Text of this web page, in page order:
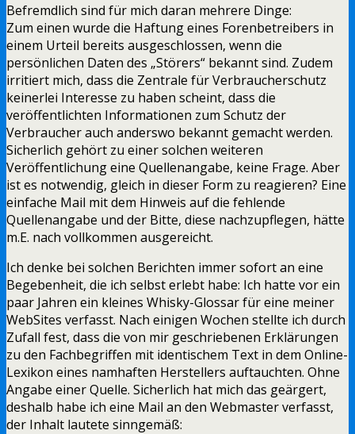
Befremdlich sind für mich daran mehrere Dinge:
Zum einen wurde die Haftung eines Forenbetreibers in
einem Urteil bereits ausgeschlossen, wenn die
persönlichen Daten des „Störers“ bekannt sind. Zudem
irritiert mich, dass die Zentrale für Verbraucherschutz
keinerlei Interesse zu haben scheint, dass die
veröffentlichten Informationen zum Schutz der
Verbraucher auch anderswo bekannt gemacht werden.
Sicherlich gehört zu einer solchen weiteren
Veröffentlichung eine Quellenangabe, keine Frage. Aber
ist es notwendig, gleich in dieser Form zu reagieren? Eine
einfache Mail mit dem Hinweis auf die fehlende
Quellenangabe und der Bitte, diese nachzupflegen, hätte
m.E. nach vollkommen ausgereicht.
Ich denke bei solchen Berichten immer sofort an eine
Begebenheit, die ich selbst erlebt habe: Ich hatte vor ein
paar Jahren ein kleines Whisky-Glossar für eine meiner
WebSites verfasst. Nach einigen Wochen stellte ich durch
Zufall fest, dass die von mir geschriebenen Erklärungen
zu den Fachbegriffen mit identischem Text in dem Online-
Lexikon eines namhaften Herstellers auftauchten. Ohne
Angabe einer Quelle. Sicherlich hat mich das geärgert,
deshalb habe ich eine Mail an den Webmaster verfasst,
der Inhalt lautete sinngemäß: